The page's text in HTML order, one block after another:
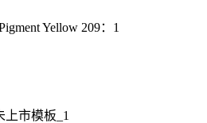
Yellow 209：1